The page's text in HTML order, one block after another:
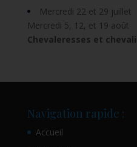
Mercredi 22 et 29 juillet
Mercredi 5, 12, et 19 août
Chevaleresses et
Navigation rapide :
Accueil